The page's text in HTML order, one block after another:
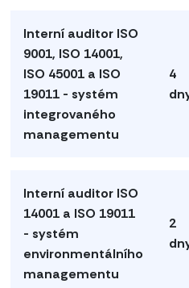
Interní auditor ISO
9001, ISO 14001,
ISO 45001 a ISO
19011 - systém
integrovaného
managementu
4
Interní auditor ISO
14001 a ISO 19011
- systém
environmentálního
managementu
2